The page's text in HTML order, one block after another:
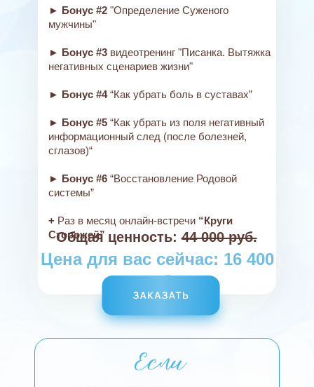
► Бонус #2 "Определение Суженого
мужчины"
► Бонус #3 видеотренинг "Писанка. Вытяжка
негативных сценариев жизни"
► Бонус #4“Как убрать боль в суставах”
► Бонус #5 “Как убрать из поля негативный
информационный след (после болезней,
сглазов)“
► Бонус #6 “Восстановление Родовой
системы”
+ Раз в месяц онлайн-встречи “Круги
Сторожей”
Общая ценность:44 000 руб.
Цена для вас сейчас: 16 400
руб.